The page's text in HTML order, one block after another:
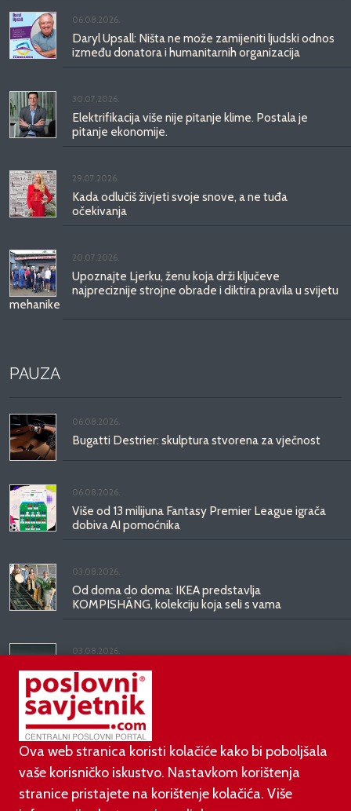
06.08.2026.
Daryl Upsall: Ništa ne može zamijeniti ljudski odnos
između donatora i humanitarnih organizacija
30.07.2026.
Elektrifikacija više nije pitanje klime. Postala je
pitanje ekonomije.
29.07.2026.
Kada odlučiš živjeti svoje snove, a ne tuđa
očekivanja
20.07.2026.
Upoznajte Ljerku, ženu koja drži ključeve
najpreciznije strojne obrade i diktira pravila u svijetu
mehanike
PAUZA
06.08.2026.
Bugatti Destrier: skulptura stvorena za vječnost
06.08.2026.
Više od 13 milijuna Fantasy Premier League igrača
dobiva AI pomoćnika
03.08.2026.
Od doma do doma: IKEA predstavlja
KOMPISHÄNG, kolekciju koja seli s vama
03.08.2026.
Kineski BYD predstavio luksuznu limuzinu veću od
Mercedesove S-klase, obećava domet do 1.000
kilometara
Ova web stranica koristi kolačiće kako bi poboljšala
vaše korisničko iskustvo. Nastavkom korištenja
stranice pristajete na korištenje kolačića. Više